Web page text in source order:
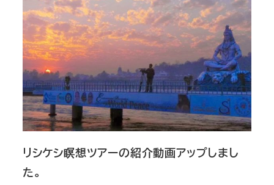
リシケシ瞑想ツアーの紹介動画アップしまし
た。